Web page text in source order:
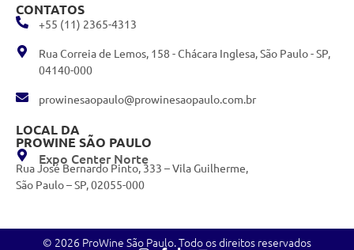
+55 (11) 2365-4313
Rua Correia de Lemos, 158 - Chácara Inglesa, São Paulo - SP,
04140-000
prowinesaopaulo@prowinesaopaulo.com.br
CONTATOS
LOCAL DA
PROWINE SÃO PAULO
Expo Center Norte
Rua José Bernardo Pinto, 333 – Vila Guilherme,
São Paulo – SP, 02055-000
© 2026 ProWine São Paulo. Todo os direitos reservados